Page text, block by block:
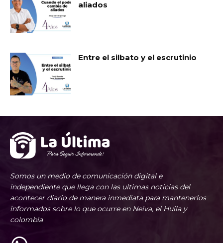
aliados
Entre el silbato y el escrutinio
Somos un medio de comunicación digital e
independiente que llega con las ultimas noticias del
acontecer diario de manera inmediata para mantenerlos
informados sobre lo que ocurre en Neiva, el Huila y
colombia